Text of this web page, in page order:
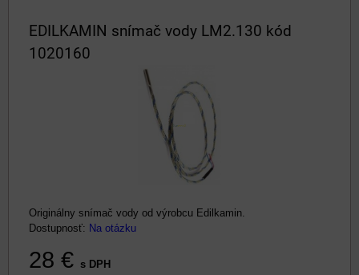
EDILKAMIN snímač vody LM2.130 kód
1020160
Originálny snímač vody od výrobcu Edilkamin.
Dostupnosť: Na otázku
28 € s DPH